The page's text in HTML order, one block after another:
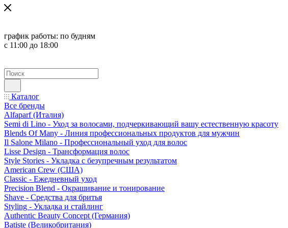
график работы: по будням
с 11:00 до 18:00
Каталог
Все бренды
Alfaparf (Италия)
Semi di Lino - Уход за волосами, подчеркивающий вашу естественную красоту
Blends Of Many - Линия профессиональных продуктов для мужчин
Il Salone Milano - Профессиональный уход для волос
Lisse Design - Трансформация волос
Style Stories - Укладка с безупречным результатом
American Crew (США)
Classic - Ежедневный уход
Precision Blend - Окрашивание и тонирование
Shave - Средства для бритья
Styling - Укладка и стайлинг
Authentic Beauty Concept (Германия)
Batiste (Великобритания)